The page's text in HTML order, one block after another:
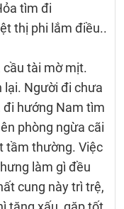
tìm đi
thị phi lắm điều..
cầu tài mờ mịt.
lại. Người đi chưa
đi hướng Nam tìm
phòng ngừa cãi
tầm thường. Việc
làm gì đều
cung này trì trệ,